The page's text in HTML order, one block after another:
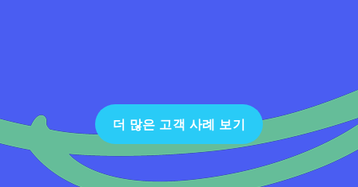
더 많은 고객 사례 보기